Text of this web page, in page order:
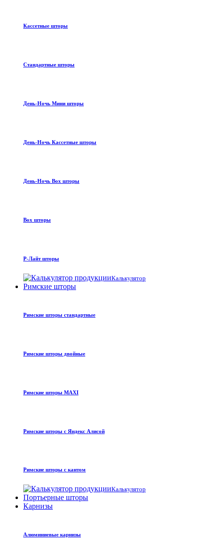
Кассетные шторы
Стандартные шторы
День-Ночь Мини шторы
День-Ночь Кассетные шторы
День-Ночь Box шторы
Box шторы
Р-Лайт шторы
Калькулятор
Римские шторы
Римские шторы стандартные
Римские шторы двойные
Римские шторы MAXI
Римские шторы с Яндекс Алисой
Римские шторы с кантом
Калькулятор
Портьерные шторы
Карнизы
Алюминиевые карнизы